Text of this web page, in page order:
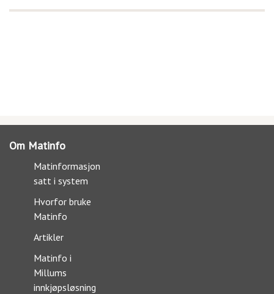
Om Matinfo
Matinformasjon
satt i system
Hvorfor bruke
Matinfo
Artikler
Matinfo i
Millums
innkjøpsløsning